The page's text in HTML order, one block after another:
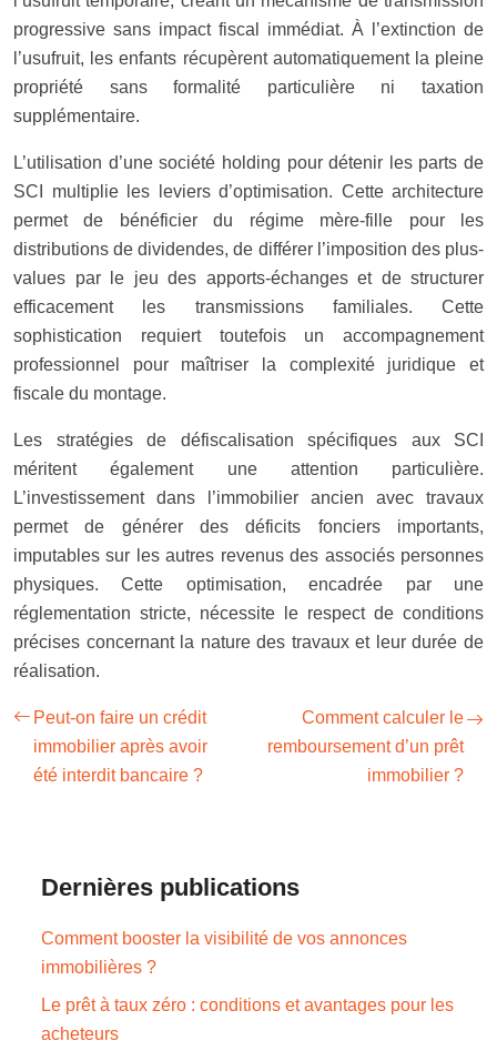
progressive sans impact fiscal immédiat. À l’extinction de
l’usufruit, les enfants récupèrent automatiquement la pleine
propriété sans formalité particulière ni taxation
supplémentaire.
L’utilisation d’une société holding pour détenir les parts de
SCI multiplie les leviers d’optimisation. Cette architecture
permet de bénéficier du régime mère-fille pour les
distributions de dividendes, de différer l’imposition des plus-
values par le jeu des apports-échanges et de structurer
efficacement les transmissions familiales. Cette
sophistication requiert toutefois un accompagnement
professionnel pour maîtriser la complexité juridique et
fiscale du montage.
Les stratégies de défiscalisation spécifiques aux SCI
méritent également une attention particulière.
L’investissement dans l’immobilier ancien avec travaux
permet de générer des déficits fonciers importants,
imputables sur les autres revenus des associés personnes
physiques. Cette optimisation, encadrée par une
réglementation stricte, nécessite le respect de conditions
précises concernant la nature des travaux et leur durée de
réalisation.
Peut-on faire un crédit
immobilier après avoir
été interdit bancaire ?
Comment calculer le
remboursement d’un prêt
immobilier ?
Dernières publications
Comment booster la visibilité de vos annonces
immobilières ?
Le prêt à taux zéro : conditions et avantages pour les
acheteurs